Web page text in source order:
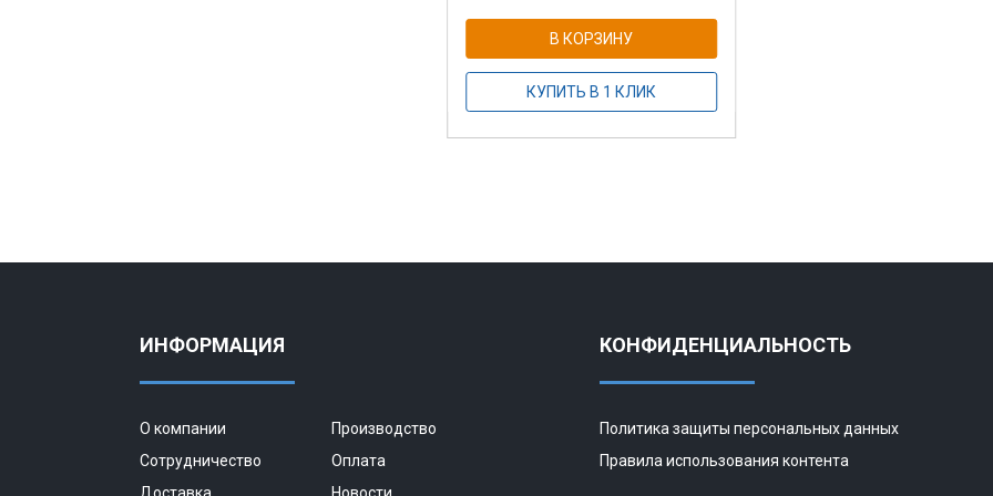
В КОРЗИНУ
КУПИТЬ В 1 КЛИК
ИНФОРМАЦИЯ
О компании
Производство
Сотрудничество
Оплата
Доставка
Новости
КОНФИДЕНЦИАЛЬНОСТЬ
Политика защиты персональных данных
Правила использования контента